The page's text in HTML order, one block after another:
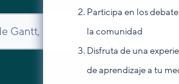
Participa en los
la comunidad
Disfruta de una
de aprendizaje a tu